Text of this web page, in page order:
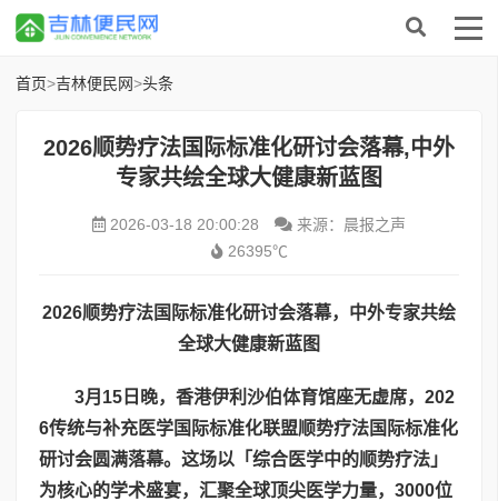
首页>吉林便民网>头条
​2026顺势疗法国际标准化研讨会落幕,中外
专家共绘全球大健康新蓝图
2026-03-18 20:00:28
来源：晨报之声
26395℃
2026顺势疗法国际标准化研讨会落幕，中外专家共绘
全球大健康新蓝图
3月 15 日晚，香港伊利沙伯体育馆座无虚席， 202
6传统与补充医学国际标准化联盟顺势疗法国际标准化
研讨会圆满落幕。这场以「综合医学中的顺势疗法」
为核心的学术盛宴，汇聚全球顶尖医学力量， 3000位